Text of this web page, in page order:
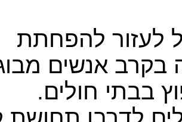
לעזור להפחתת
בקרב אנשים
בבתי חולים.